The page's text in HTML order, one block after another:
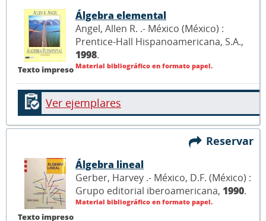
Texto impreso
Álgebra elemental
Angel, Allen R. .- México (México) :
Prentice-Hall Hispanoamericana, S.A.,
1998.
Material bibliográfico en formato papel.
Ver ejemplares
Reservar
Texto impreso
Álgebra lineal
Gerber, Harvey .- México, D.F. (México) :
Grupo editorial iberoamericana, 1990.
Material bibliográfico en formato papel.